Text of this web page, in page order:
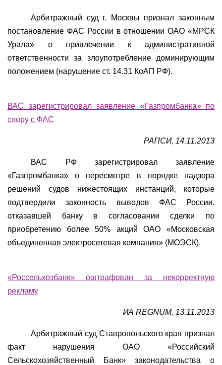
Арбитражный суд г. Москвы признал законным
постановление ФАС России в отношении ОАО «МРСК
Урала» о привлечении к административной
ответственности за злоупотребление доминирующим
положением (нарушение ст. 14.31 КоАП РФ).
ВАС зарегистрировал заявление «Газпромбанка» по
спору с ФАС
РАПСИ, 14.11.2013
ВАС РФ зарегистрировал заявление
«Газпромбанка» о пересмотре в порядке надзора
решений судов нижестоящих инстанций, которые
подтвердили законность выводов ФАС России,
отказавшей банку в согласовании сделки по
приобретению более 50% акций ОАО «Московская
объединенная электросетевая компания» (МОЭСК).
«Россельхозбанк» оштрафован за некорректную
рекламу
ИА REGNUM, 13.11.2013
Арбитражный суд Ставропольского края признал
факт нарушения ОАО «Российский
Сельскохозяйственный Банк» законодательства о